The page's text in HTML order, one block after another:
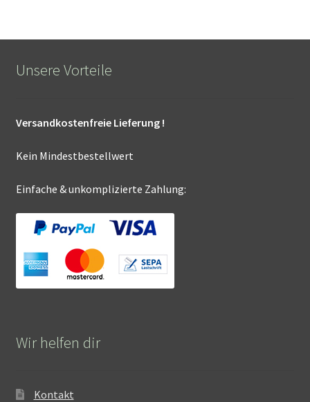
Unsere Vorteile
Versandkostenfreie Lieferung !
Kein Mindestbestellwert
Einfache & unkomplizierte Zahlung:
Wir helfen dir
Kontakt